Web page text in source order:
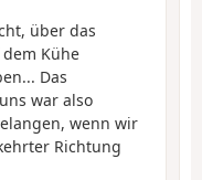
über das
Kühe
Das
war also
wenn wir
Richtung